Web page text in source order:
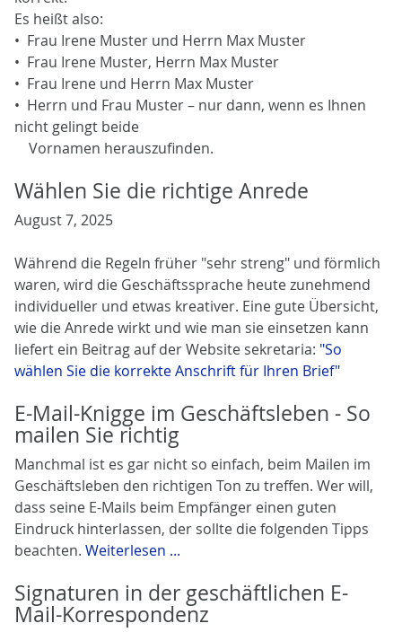
Es heißt also:
• Frau Irene Muster und Herrn Max Muster
• Frau Irene Muster, Herrn Max Muster
• Frau Irene und Herrn Max Muster
• Herrn und Frau Muster – nur dann, wenn es Ihnen
nicht gelingt beide
Vornamen herauszufinden.
Wählen Sie die richtige Anrede
August 7, 2025
Während die Regeln früher "sehr streng" und förmlich
waren, wird die Geschäftssprache heute zunehmend
individueller und etwas kreativer. Eine gute Übersicht,
wie die Anrede wirkt und wie man sie einsetzen kann
liefert ein Beitrag auf der Website sekretaria: "So
wählen Sie die korrekte Anschrift für Ihren Brief"
E-Mail-Knigge im Geschäftsleben - So
mailen Sie richtig
Manchmal ist es gar nicht so einfach, beim Mailen im
Geschäftsleben den richtigen Ton zu treffen. Wer will,
dass seine E-Mails beim Empfänger einen guten
Eindruck hinterlassen, der sollte die folgenden Tipps
beachten. Weiterlesen ...
Signaturen in der geschäftlichen E-
Mail-Korrespondenz